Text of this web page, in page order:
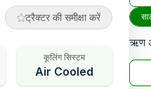
ट्रैक्टर की समीक्षा करें
कूलिंग सिस्टम
Air Cooled
ऋण